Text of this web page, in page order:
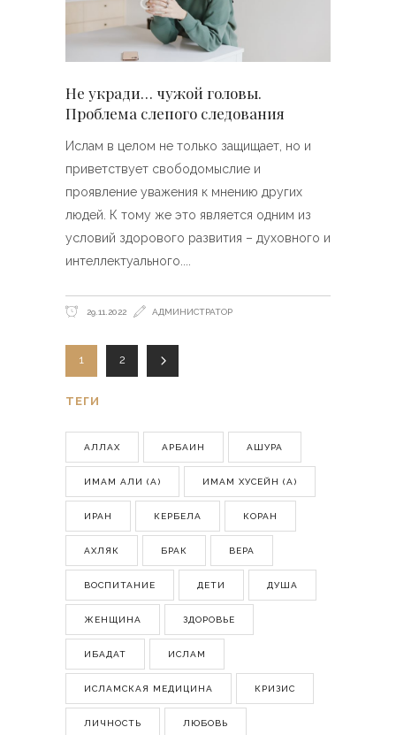
Не укради… чужой головы.
Проблема слепого следования
Ислам в целом не только защищает, но и
приветствует свободомыслие и
проявление уважения к мнению других
людей. К тому же это является одним из
условий здорового развития – духовного и
интеллектуального.
29.11.2022 АДМИНИСТРАТОР
1 2
ТЕГИ
АЛЛАХ АРБАИН АШУРА
ИМАМ АЛИ (А) ИМАМ ХУСЕЙН (А)
ИРАН КЕРБЕЛА КОРАН
АХЛЯК БРАК ВЕРА
ВОСПИТАНИЕ ДЕТИ ДУША
ЖЕНЩИНА ЗДОРОВЬЕ
ИБАДАТ ИСЛАМ
ИСЛАМСКАЯ МЕДИЦИНА КРИЗИС
ЛИЧНОСТЬ ЛЮБОВЬ